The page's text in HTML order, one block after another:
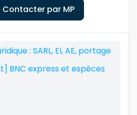
Contacter par MP
: SARL, EI, AE, portage
BNC express et espèces